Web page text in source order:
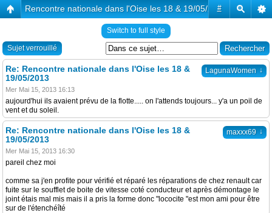
#
Rencontre nationale dans l'Oise les 18 & 19/05/2013
Switch to full style
Sujet verrouillé
LagunaWomen ↓
Re: Rencontre nationale dans l'Oise les 18 &
19/05/2013
Mer Mai 15, 2013 16:13
aujourd'hui ils avaient prévu de la flotte..... on l'attends toujours... y'a un poil de
vent et du soleil.
maxxx69 ↓
Re: Rencontre nationale dans l'Oise les 18 &
19/05/2013
Mer Mai 15, 2013 16:30
pareil chez moi
comme sa j'en profite pour vérifié et réparé les réparations de chez renault car
fuite sur le soufflet de boite de vitesse coté conducteur et après démontage le
joint étais mal mis mais il a pris la forme donc "lococite "est mon ami pour être
sur de l'étenchéîté